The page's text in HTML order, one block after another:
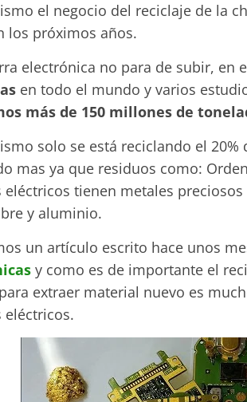
el negocio del reciclaje de la
los próximos años.
electrónica no para de subir, en
en todo el mundo y varios
más de 150 millones de
solo se está reciclando el
mas ya que residuos como:
eléctricos tienen metales
y aluminio.
un artículo escrito hace unos
y como es de importante el
extraer material nuevo es
eléctricos.